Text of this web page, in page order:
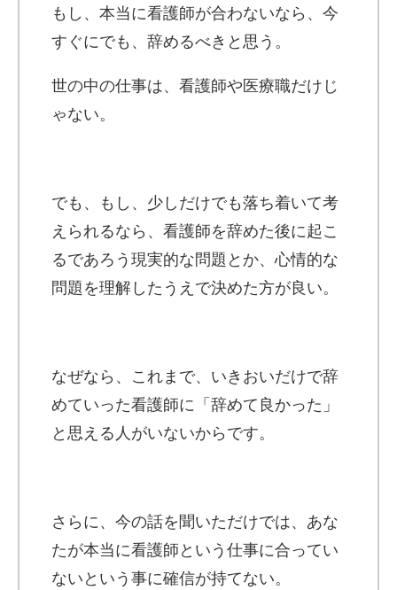
もし、本当に看護師が合わないなら、今
すぐにでも、辞めるべきと思う。
世の中の仕事は、看護師や医療職だけじ
ゃない。
でも、もし、少しだけでも落ち着いて考
えられるなら、看護師を辞めた後に起こ
るであろう現実的な問題とか、心情的な
問題を理解したうえで決めた方が良い。
なぜなら、これまで、いきおいだけで辞
めていった看護師に「辞めて良かった」
と思える人がいないからです。
さらに、今の話を聞いただけでは、あな
たが本当に看護師という仕事に合ってい
ないという事に確信が持てない。